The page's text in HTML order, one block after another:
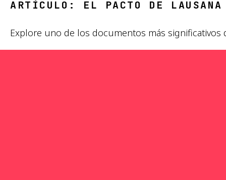
ARTÍCULO: EL PACTO DE LAUSANA
Explore uno de los documentos más significativos